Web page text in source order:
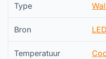
Type
Bron LED
Temperatuur